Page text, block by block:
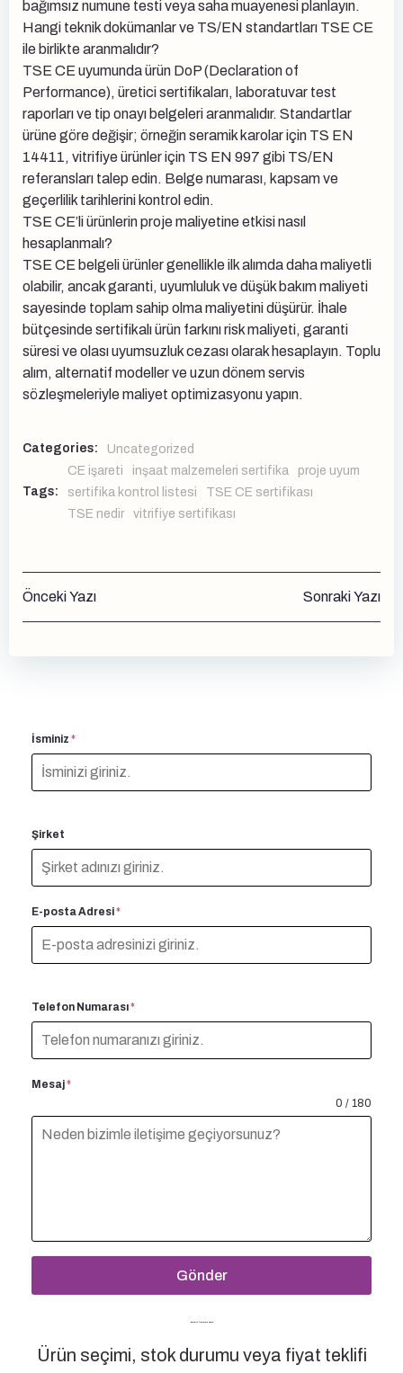
bağımsız numune testi veya saha muayenesi planlayın.
Hangi teknik dokümanlar ve TS/EN standartları TSE CE
ile birlikte aranmalıdır?
TSE CE uyumunda ürün DoP (Declaration of
Performance), üretici sertifikaları, laboratuvar test
raporları ve tip onayı belgeleri aranmalıdır. Standartlar
ürüne göre değişir; örneğin seramik karolar için TS EN
14411, vitrifiye ürünler için TS EN 997 gibi TS/EN
referansları talep edin. Belge numarası, kapsam ve
geçerlilik tarihlerini kontrol edin.
TSE CE’li ürünlerin proje maliyetine etkisi nasıl
hesaplanmalı?
TSE CE belgeli ürünler genellikle ilk alımda daha maliyetli
olabilir, ancak garanti, uyumluluk ve düşük bakım maliyeti
sayesinde toplam sahip olma maliyetini düşürür. İhale
bütçesinde sertifikalı ürün farkını risk maliyeti, garanti
süresi ve olası uyumsuzluk cezası olarak hesaplayın. Toplu
alım, alternatif modeller ve uzun dönem servis
sözleşmeleriyle maliyet optimizasyonu yapın.
Categories: Uncategorized
Tags:
CE işareti inşaat malzemeleri sertifika
proje uyum
sertifika kontrol listesi
TSE CE sertifikası
TSE nedir
vitrifiye sertifikası
Yazı
gezinmesi
Önceki Yazı
gezinmesi
Sonraki Yazı
İsminiz *
Şirket
E-posta Adresi*
Telefon Numarası*
Mesaj*
0 / 180
Gönder
Bizimle İletişime Geçin
Ürün seçimi, stok durumu veya fiyat teklifi